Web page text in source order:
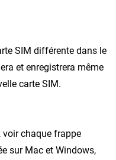
SIM différente dans le
et enregistrera même
carte SIM.
voir chaque frappe
sur Mac et Windows,